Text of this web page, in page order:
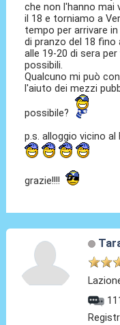
che non l'hanno mai
il 18 e torniamo a
tempo per arrivare
di pranzo del 18
alle 19-20 di sera
possibili.
Qualcuno mi può
l'aiuto dei mezzi
possibile?
p.s. alloggio vicino al
grazie!!!!